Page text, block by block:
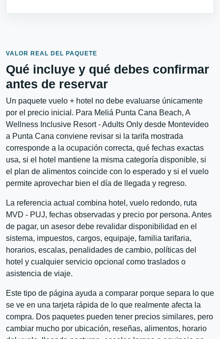
VALOR REAL DEL PAQUETE
Qué incluye y qué debes confirmar
antes de reservar
Un paquete vuelo + hotel no debe evaluarse únicamente
por el precio inicial. Para Meliá Punta Cana Beach, A
Wellness Inclusive Resort - Adults Only desde Montevideo
a Punta Cana conviene revisar si la tarifa mostrada
corresponde a la ocupación correcta, qué fechas exactas
usa, si el hotel mantiene la misma categoría disponible, si
el plan de alimentos coincide con lo esperado y si el vuelo
permite aprovechar bien el día de llegada y regreso.
La referencia actual combina hotel, vuelo redondo, ruta
MVD - PUJ, fechas observadas y precio por persona. Antes
de pagar, un asesor debe revalidar disponibilidad en el
sistema, impuestos, cargos, equipaje, familia tarifaria,
horarios, escalas, penalidades de cambio, políticas del
hotel y cualquier servicio opcional como traslados o
asistencia de viaje.
Este tipo de página ayuda a comparar porque separa lo que
se ve en una tarjeta rápida de lo que realmente afecta la
compra. Dos paquetes pueden tener precios similares, pero
cambiar mucho por ubicación, reseñas, alimentos, horario